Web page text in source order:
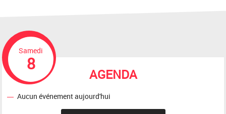
AGENDA
Samedi
8
Aucun événement aujourd'hui